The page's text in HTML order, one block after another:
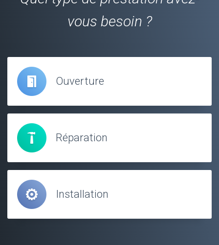
vous besoin ?
Ouverture
Réparation
Installation